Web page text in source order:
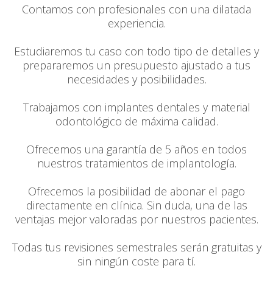
Contamos con profesionales con una dilatada
experiencia.
Estudiaremos tu caso con todo tipo de detalles y
prepararemos un presupuesto ajustado a tus
necesidades y posibilidades.
Trabajamos con implantes dentales y material
odontológico de máxima calidad.
Ofrecemos una garantía de 5 años en todos
nuestros tratamientos de implantología.
Ofrecemos la posibilidad de abonar el pago
directamente en clínica. Sin duda, una de las
ventajas mejor valoradas por nuestros pacientes.
Todas tus revisiones semestrales serán gratuitas y
sin ningún coste para tí.